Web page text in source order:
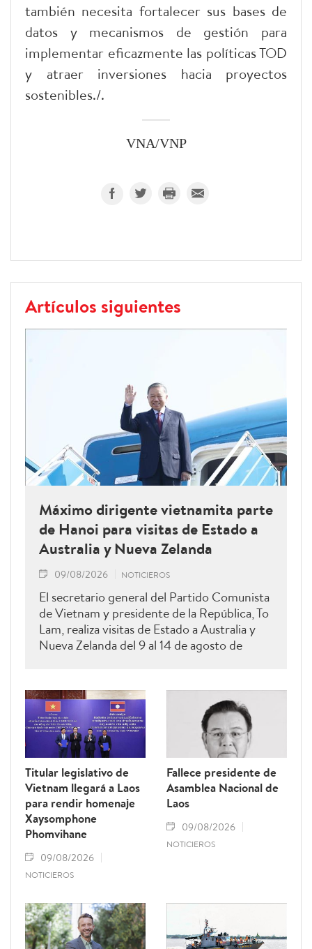
también necesita fortalecer sus bases de
datos y mecanismos de gestión para
implementar eficazmente las políticas TOD
y atraer inversiones hacia proyectos
sostenibles./.
VNA/VNP
Artículos siguientes
Máximo dirigente vietnamita parte
de Hanoi para visitas de Estado a
Australia y Nueva Zelanda
09/08/2026 NOTICIEROS
El secretario general del Partido Comunista
de Vietnam y presidente de la República, To
Lam, realiza visitas de Estado a Australia y
Nueva Zelanda del 9 al 14 de agosto de
Titular legislativo de
Vietnam llegará a Laos
para rendir homenaje
Xaysomphone
Phomvihane
09/08/2026
NOTICIEROS
Fallece presidente de
Asamblea Nacional de
Laos
09/08/2026
NOTICIEROS